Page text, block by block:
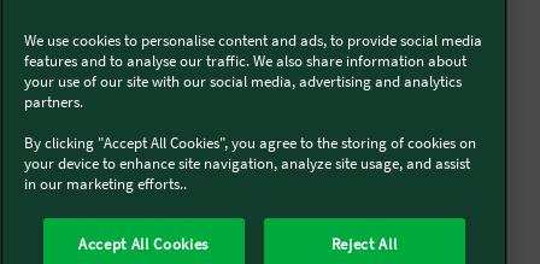
Suivez-nous
Kobold
Thermomix®
We use cookies to personalise content and ads, to provide social media
features and to analyse our traffic. We also share information about
your use of our site with our social media, advertising and analytics
partners.
By clicking "Accept All Cookies", you agree to the storing of cookies on
your device to enhance site navigation, analyze site usage, and assist
in our marketing efforts..
Accept All Cookies Reject All